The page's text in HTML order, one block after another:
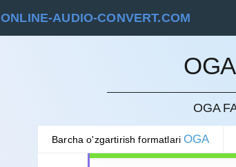
ONLINE-AUDIO-CONVERT.COM
OGA
Barcha o'zgartirish formatlariOGA
BEKOR QILISH